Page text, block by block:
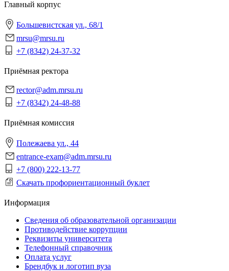
Главный корпус
Большевистская ул., 68/1
mrsu@mrsu.ru
+7 (8342) 24-37-32
Приёмная ректора
rector@adm.mrsu.ru
+7 (8342) 24-48-88
Приёмная комиссия
Полежаева ул., 44
entrance-exam@adm.mrsu.ru
+7 (800) 222-13-77
Скачать профориентационный буклет
Информация
Сведения об образовательной организации
Противодействие коррупции
Реквизиты университета
Телефонный справочник
Оплата услуг
Брендбук и логотип вуза